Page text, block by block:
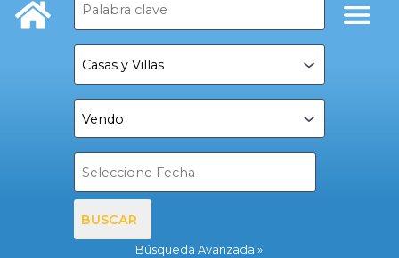
BUSCAR
Búsqueda Avanzada